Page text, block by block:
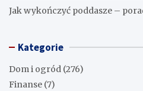
Jak wykończyć poddasze –
Kategorie
Dom i ogród (276)
Finanse (7)